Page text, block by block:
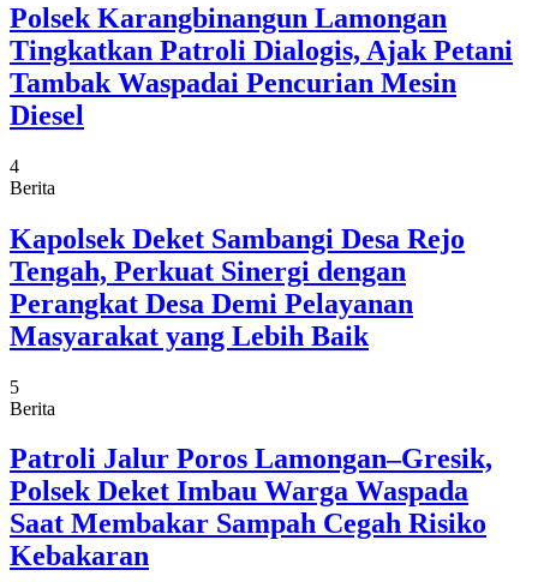
Polsek Karangbinangun Lamongan
Tingkatkan Patroli Dialogis, Ajak Petani
Tambak Waspadai Pencurian Mesin
Diesel
4
Berita
Kapolsek Deket Sambangi Desa Rejo
Tengah, Perkuat Sinergi dengan
Perangkat Desa Demi Pelayanan
Masyarakat yang Lebih Baik
5
Berita
Patroli Jalur Poros Lamongan–Gresik,
Polsek Deket Imbau Warga Waspada
Saat Membakar Sampah Cegah Risiko
Kebakaran